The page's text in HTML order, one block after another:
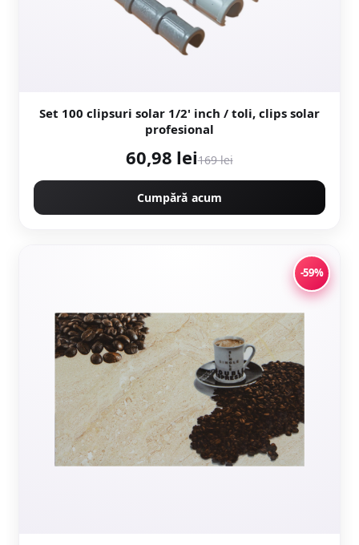
Set 100 clipsuri solar 1/2' inch / toli, clips solar
profesional
60,98 lei169 lei
Cumpără acum
-59%